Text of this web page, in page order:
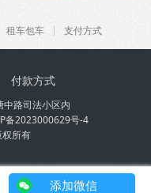
添加微信
租车包车 支付方式
付款方式
路司法小区内
备2023000629号-4
权所有